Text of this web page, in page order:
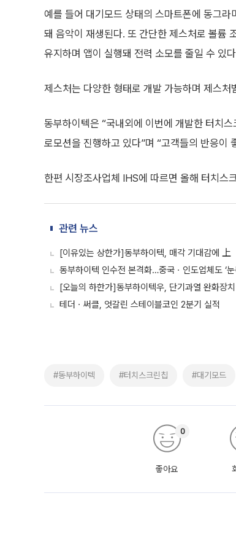
예를 들어 대기모드 상태의 스마트폰에 동그
돼 음악이 재생된다. 또 간단한 제스처로 볼륨
유지하며 앱이 실행돼 전력 소모를 줄일 수 있
제스처는 다양한 형태로 개발 가능하며 제스
동부하이텍은 “국내외에 이번에 개발한 터치
로모션을 진행하고 있다”며 “고객들의 반응이
한편 시장조사업체 IHS에 따르면 올해 터치스
관련 뉴스
[이유있는 상한가]동부하이텍, 매각 기대감에 上
동부하이텍 인수전 본격화…중국ㆍ인도업체도 ‘눈
[오늘의 하한가]동부하이텍우, 단기과열 완화장
테더ㆍ써클, 엇갈린 스테이블코인 2분기 실적
#동부하이텍 #터치스크린칩 #대기모드
좋아요
0